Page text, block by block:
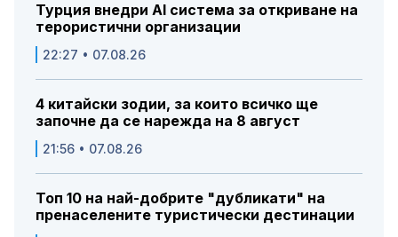
Турция внедри AI система за откриване на
терористични организации
22:27 • 07.08.26
4 китайски зодии, за които всичко ще
започне да се нарежда на 8 август
21:56 • 07.08.26
Топ 10 на най-добрите "дубликати" на
пренаселените туристически дестинации